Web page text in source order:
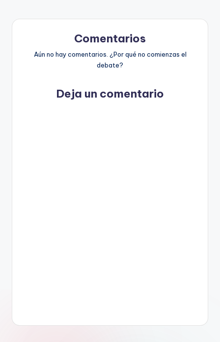
Comentarios
Aún no hay comentarios. ¿Por qué no comienzas el
debate?
Deja un comentario